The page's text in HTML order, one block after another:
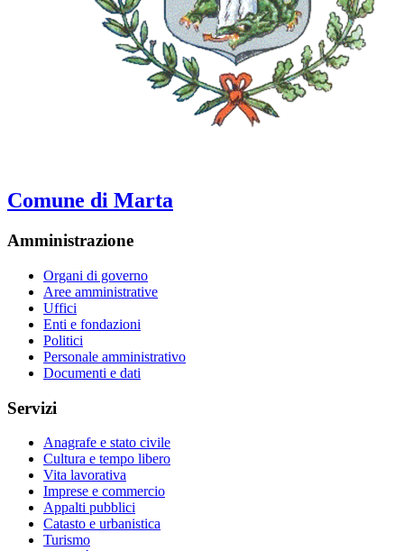
Comune di Marta
Amministrazione
Organi di governo
Aree amministrative
Uffici
Enti e fondazioni
Politici
Personale amministrativo
Documenti e dati
Servizi
Anagrafe e stato civile
Cultura e tempo libero
Vita lavorativa
Imprese e commercio
Appalti pubblici
Catasto e urbanistica
Turismo